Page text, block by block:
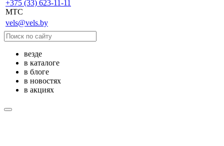
+375 (33) 623-11-11
MTC
vels@vels.by
везде
в каталоге
в блоге
в новостях
в акциях